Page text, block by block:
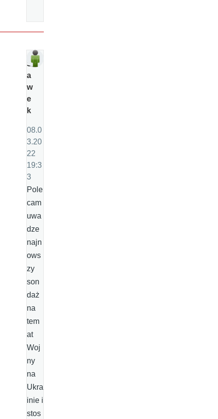
Sl
a
w
e
k
08.0
3.20
22
19:3
3
Pole
cam
uwa
dze
najn
ows
zy
son
daż
na
tem
at
Woj
ny
na
Ukra
inie i
stos